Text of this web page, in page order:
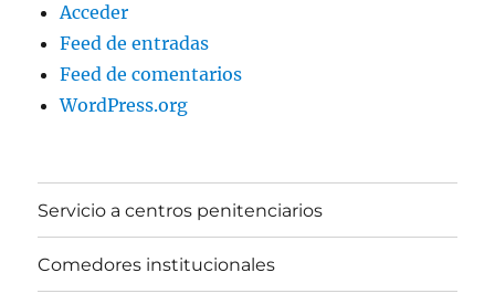
Acceder
Feed de entradas
Feed de comentarios
WordPress.org
Servicio a centros penitenciarios
Comedores institucionales